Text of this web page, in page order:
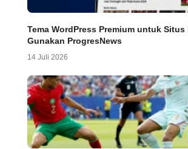
Tema WordPress Premium untuk Situs
Gunakan ProgresNews
14 Juli 2026